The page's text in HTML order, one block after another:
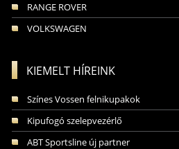
RANGE ROVER
VOLKSWAGEN
KIEMELT HÍREINK
Színes Vossen felnikupakok
Kipufogó szelepvezérlő
ABT Sportsline új partner